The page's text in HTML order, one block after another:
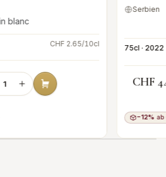
blanc
CHF 2.65/10cl
Serbien
75cl · 2022
CHF
−12% ab